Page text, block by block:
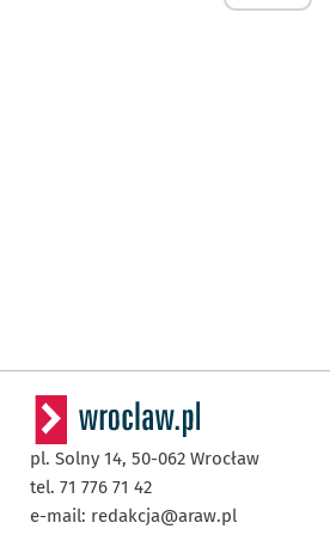
pl. Solny 14, 50-062 Wrocław
tel. 71 776 71 42
e-mail: redakcja@araw.pl